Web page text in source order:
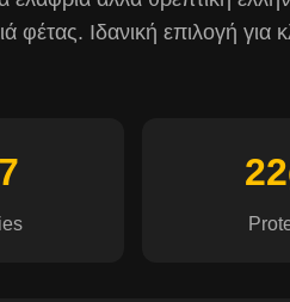
φέτας. Ιδανική επιλογή